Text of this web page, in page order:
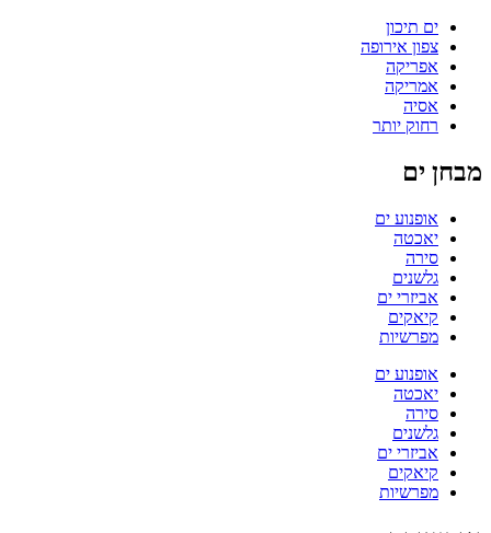
ים תיכון
צפון אירופה
אפריקה
אמריקה
אסיה
רחוק יותר
מבחן ים
אופנוע ים
יאכטה
סירה
גלשנים
אביזרי ים
קיאקים
מפרשיות
אופנוע ים
יאכטה
סירה
גלשנים
אביזרי ים
קיאקים
מפרשיות